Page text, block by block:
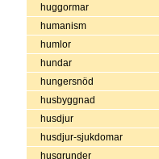
huggormar
humanism
humlor
hundar
hungersnöd
husbyggnad
husdjur
husdjur-sjukdomar
husgrunder